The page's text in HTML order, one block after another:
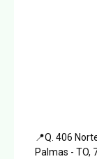
📍Q. 406
Palmas - TO,